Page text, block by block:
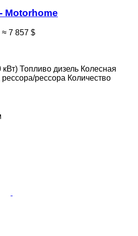
Motorhome
≈ 7 857 $
кВт) Топливо дизель Колесная
рессора/рессора Количество